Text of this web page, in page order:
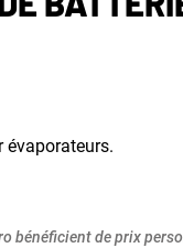
évaporateurs.
bénéficient de prix